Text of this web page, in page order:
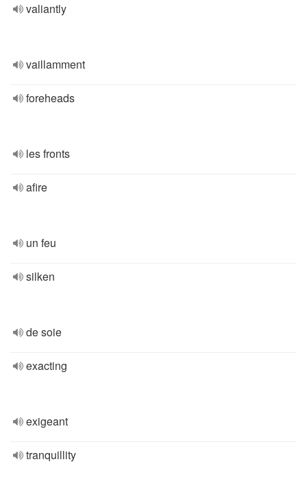
valiantly
vaillamment
foreheads
les fronts
afire
un feu
silken
de soie
exacting
exigeant
tranquillity